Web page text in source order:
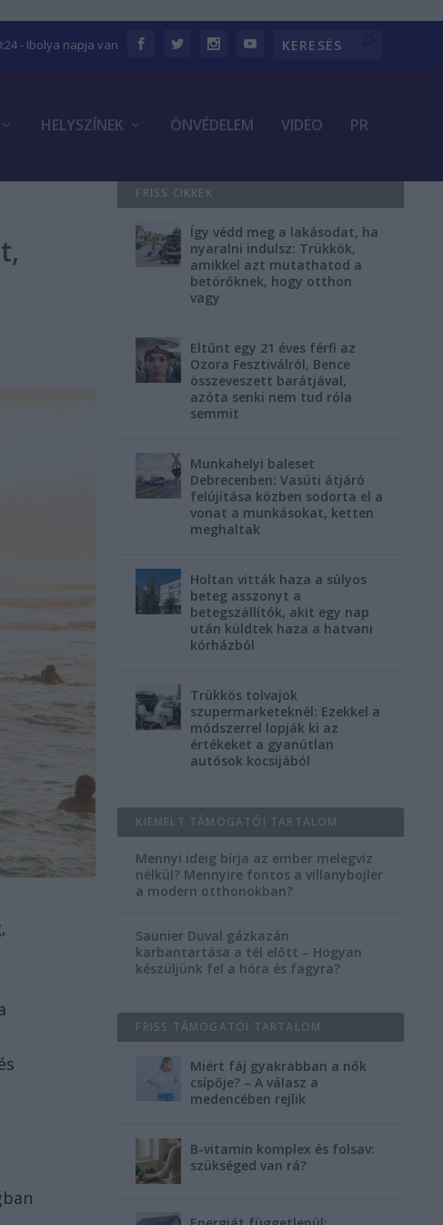
- Ibolya napja van
HELYSZÍNEK ÖNVÉDELEM VIDEO PR
FRISS CIKKEK
Így védd meg a lakásodat, ha
nyaralni indulsz: Trükkök,
amikkel azt mutathatod a
betörőknek, hogy otthon
vagy
Eltűnt egy 21 éves férfi az
Ozora Fesztiválról, Bence
összeveszett barátjával,
azóta senki nem tud róla
semmit
Munkahelyi baleset
Debrecenben: Vasúti átjáró
felújítása közben sodorta el a
vonat a munkásokat, ketten
meghaltak
Holtan vitták haza a súlyos
beteg asszonyt a
betegszállítók, akit egy nap
után küldtek haza a hatvani
kórházból
Trükkös tolvajok
szupermarketeknél: Ezekkel a
módszerrel lopják ki az
értékeket a gyanútlan
autósok kocsijából
KIEMELT TÁMOGATÓI TARTALOM
Mennyi ideig bírja az ember melegvíz
nélkül? Mennyire fontos a villanybojler
a modern otthonokban?
Saunier Duval gázkazán
karbantartása a tél előtt – Hogyan
készüljünk fel a hóra és fagyra?
FRISS TÁMOGATÓI TARTALOM
Miért fáj gyakrabban a nők
csípője? – A válasz a
medencében rejlik
B-vitamin komplex és folsav:
szükséged van rá?